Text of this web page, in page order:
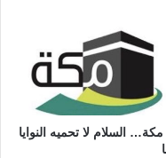
السلام لا تحميه النوايا